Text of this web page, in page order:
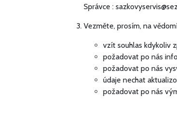
Správce :
Vezměte, prosím, na
vzít souhlas kdykoliv
požadovat po nás
požadovat po nás
údaje nechat
požadovat po nás